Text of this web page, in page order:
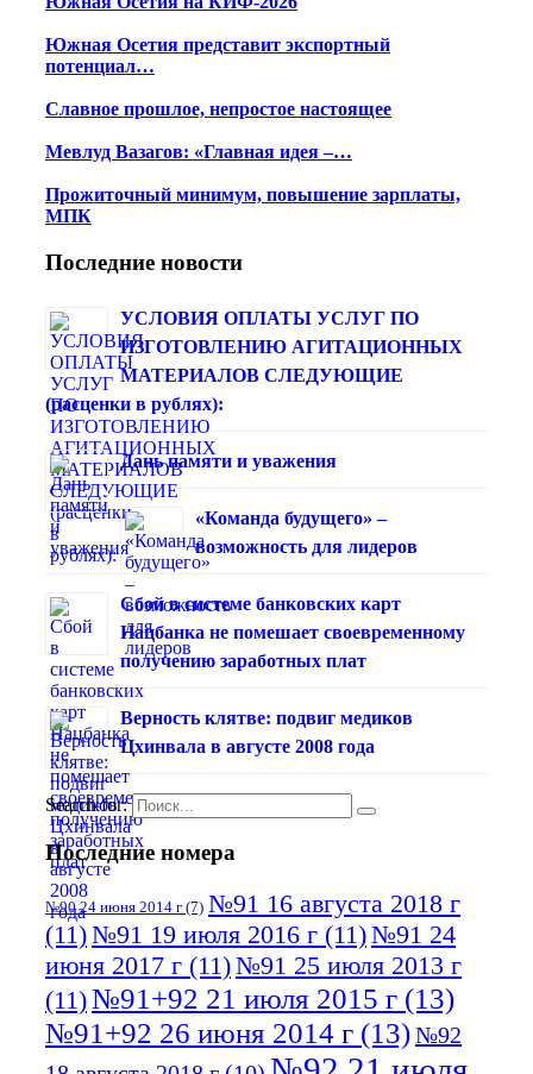
Южная Осетия представит экспортный
потенциал…
Славное прошлое, непростое настоящее
Мевлуд Вазагов: «Главная идея –…
Прожиточный минимум, повышение зарплаты,
МПК
Последние новости
УСЛОВИЯ ОПЛАТЫ УСЛУГ ПО
ИЗГОТОВЛЕНИЮ АГИТАЦИОННЫХ
МАТЕРИАЛОВ СЛЕДУЮЩИЕ
(расценки в рублях):
Дань памяти и уважения
«Команда будущего» –
возможность для лидеров
Сбой в системе банковских карт
Нацбанка не помешает своевременному
получению заработных плат
Верность клятве: подвиг медиков
Цхинвала в августе 2008 года
Search for:
Последние номера
№90 24 июня 2014 г (7) №91 16 августа 2018 г
(11)№91 19 июля 2016 г (11)№91 24
июня 2017 г (11)№91 25 июля 2013 г
(11)№91+92 21 июля 2015 г (13)
№91+92 26 июня 2014 г (13)№92